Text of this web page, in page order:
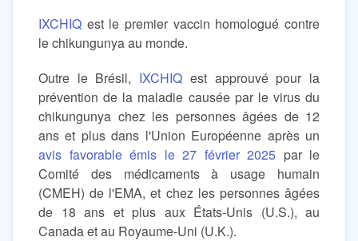
IXCHIQ est le premier vaccin homologué contre
le chikungunya au monde.
Outre le Brésil, IXCHIQ est approuvé pour la
prévention de la maladie causée par le virus du
chikungunya chez les personnes âgées de 12
ans et plus dans l'Union Européenne après un
avis favorable émis le 27 février 2025 par le
Comité des médicaments à usage humain
(CMEH) de l'EMA, et chez les personnes âgées
de 18 ans et plus aux États-Unis (U.S.), au
Canada et au Royaume-Uni (U.K.).